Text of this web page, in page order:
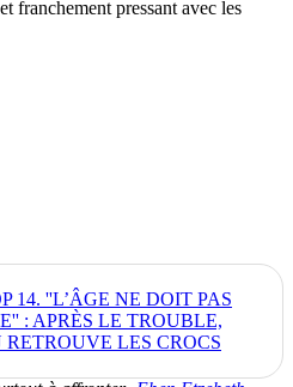
franchement pressant avec les
14. ''L’ÂGE NE DOIT PAS
: APRÈS LE TROUBLE,
LES CROCS